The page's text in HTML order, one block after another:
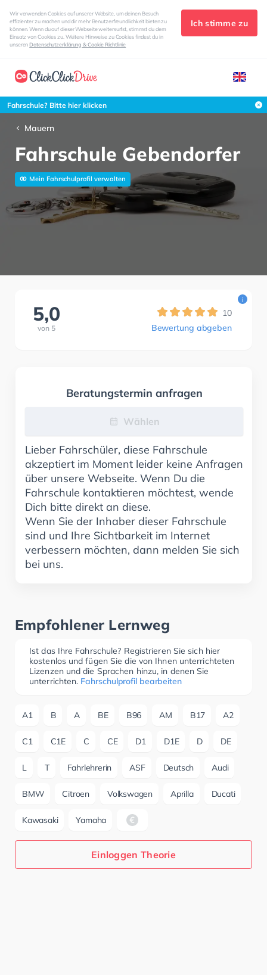
Wir verwenden Cookies auf unserer Website, um deinen Besuch
effizienter zu machen und dir mehr Benutzerfreundlichkeit bieten zu
können. Wenn du auf dieser Webseite weitersurfst, stimmst du dem
Einsatz von Cookies zu. Weitere Hinweise zu Cookies findest du in
unserenDatenschutzerklärung & Cookie Richtlinie
Ich stimme zu
Fahrschule? Bitte hier klicken
Mauern
Fahrschule Gebendorfer
Mein Fahrschulprofil verwalten
5,0
von 5
10
Bewertung abgeben
i
Beratungstermin anfragen
Wählen
Lieber Fahrschüler, diese Fahrschule
akzeptiert im Moment leider keine Anfragen
über unsere Webseite. Wenn Du die
Fahrschule kontaktieren möchtest, wende
Dich bitte direkt an diese.
Wenn Sie der Inhaber dieser Fahrschule
sind und Ihre Sichtbarkeit im Internet
verbessern möchten, dann melden Sie sich
bei uns.
Empfohlener Lernweg
Ist das Ihre Fahrschule? Registrieren Sie sich hier
kostenlos und fügen Sie die von Ihnen unterrichteten
Lizenzen und die Sprachen hinzu, in denen Sie
unterrichten. Fahrschulprofil bearbeiten
A1 B A BE B96 AM B17 A2
C1 C1E C CE D1 D1E D DE
L T Fahrlehrerin ASF Deutsch Audi
BMW Citroen Volkswagen Aprilla Ducati
Kawasaki Yamaha
Einloggen Theorie